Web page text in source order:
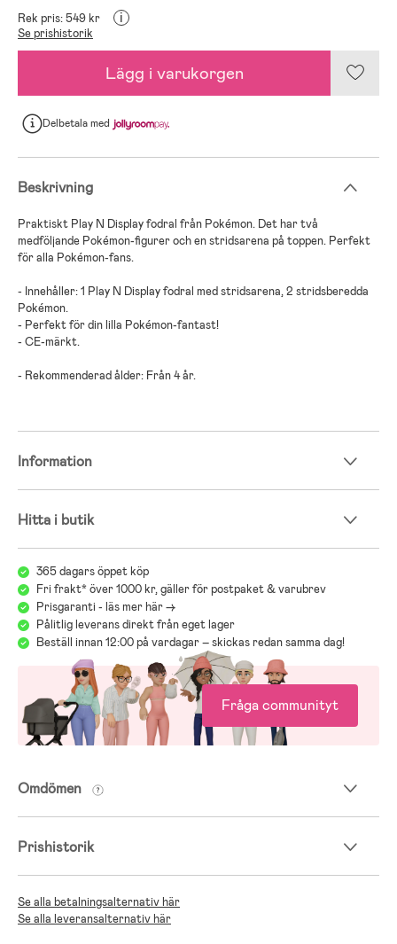
Rek pris: 549 kr i
Se prishistorik
Lägg i varukorgen
Delbetalamed
Beskrivning
Praktiskt Play N Display fodral från Pokémon. Det har två
medföljande Pokémon-figurer och en stridsarena på toppen. Perfekt
för alla Pokémon-fans.
- Innehåller: 1 Play N Display fodral med stridsarena, 2 stridsberedda
Pokémon.
- Perfekt för din lilla Pokémon-fantast!
- CE-märkt.
- Rekommenderad ålder: Från 4 år.
Information
Hitta i butik
365 dagars öppet köp
Fri frakt* över 1000 kr, gäller för postpaket & varubrev
Prisgaranti - läs mer här ->
Pålitlig leverans direkt från eget lager
Beställ innan 12:00 på vardagar – skickas redan samma dag!
Fråga communityt
Omdömen
Prishistorik
Se alla betalningsalternativ här
Se alla leveransalternativ här